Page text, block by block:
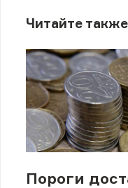
Читайте
Пороги